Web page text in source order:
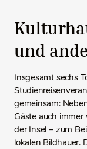
und
Insgesamt sechs
gemeinsam:
Gäste auch
der Insel – zum
lokalen Bildhauer.